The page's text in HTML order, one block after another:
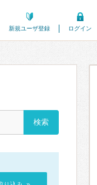
新規ユーザ登録 ログイン